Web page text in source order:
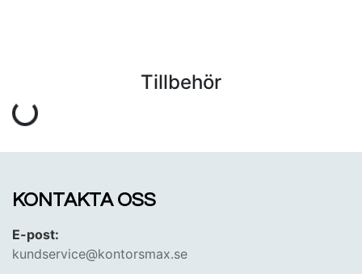
Tillbehör
KONTAKTA OSS
E-post:
kundservice@kontorsmax.se